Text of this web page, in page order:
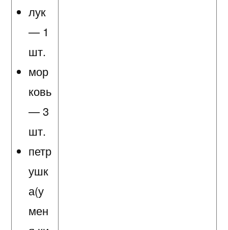
лук
— 1
шт.
мор
ковь
— 3
шт.
петр
ушк
а(у
мен